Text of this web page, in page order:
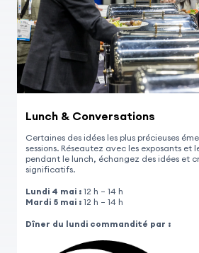
Lunch & Conversations
Certaines des idées les plus précieuses
sessions. Réseautez avec les exposants et
pendant le lunch, échangez des idées et
significatifs.
Lundi 4 mai : 12 h – 14 h
Mardi 5 mai : 12 h – 14 h
Dîner du lundi commandité par :